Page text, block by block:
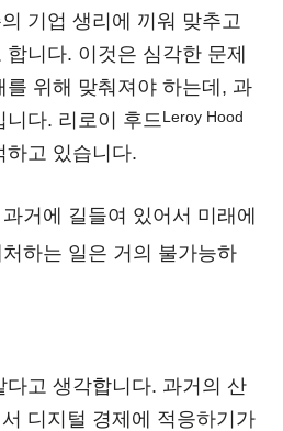
기업 생리에 끼워 맞추고
니다. 이것은 심각한 문제
를 위해 맞춰져야 하는데, 과
다. 리로이 후드 Leroy Hood
하고 있습니다.
거에 길들여 있어서 미래에
하는 일은 거의 불가능하
다고 생각합니다. 과거의 산
디지털 경제에 적응하기가